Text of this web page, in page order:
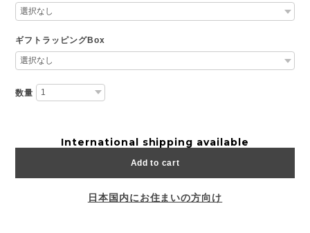
ギフトラッピングBox
数量
International shipping available
Add to cart
日本国内にお住まいの方向け